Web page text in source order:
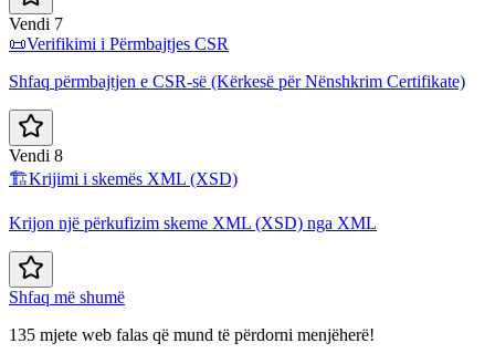
Vendi 7
📜Verifikimi i Përmbajtjes CSR
Shfaq përmbajtjen e CSR-së (Kërkesë për Nënshkrim Certifikate)
Vendi 8
🏗️Krijimi i skemës XML (XSD)
Krijon një përkufizim skeme XML (XSD) nga XML
Shfaq më shumë
135 mjete web falas që mund të përdorni menjëherë!